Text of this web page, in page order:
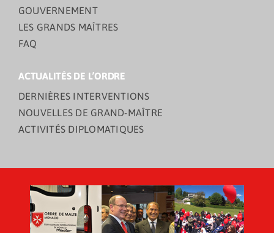
GOUVERNEMENT
LES GRANDS MAÎTRES
FAQ
ACTUALITÉS DE L’ORDRE
DERNIÈRES INTERVENTIONS
NOUVELLES DE GRAND-MAÎTRE
ACTIVITÉS DIPLOMATIQUES